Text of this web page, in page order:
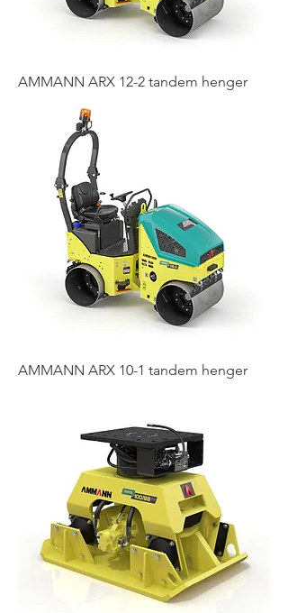
AMMANN ARX 12-2 tandem henger
AMMANN ARX 10-1 tandem henger